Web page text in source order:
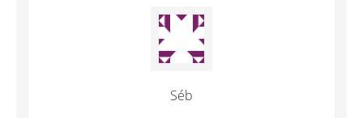
Séb